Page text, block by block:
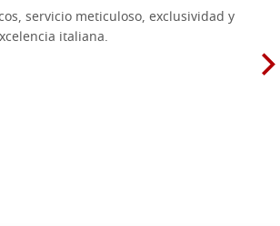
servicio meticuloso, exclusividad y
italiana.